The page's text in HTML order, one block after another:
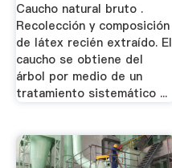
Caucho natural bruto .
Recolección y composición
de látex recién extraído. El
caucho se obtiene del
árbol por medio de un
tratamiento sistemático ...